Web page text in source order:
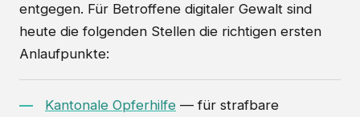
entgegen. Für Betroffene digitaler Gewalt sind
heute die folgenden Stellen die richtigen ersten
Anlaufpunkte:
Kantonale Opferhilfe — für strafbare